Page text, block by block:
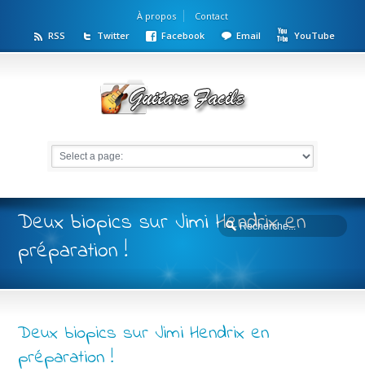
À propos
Contact
RSS
Twitter Facebook Email YouTube
Deux biopics sur Jimi Hendrix en
préparation !
Deux biopics sur Jimi Hendrix en
préparation !